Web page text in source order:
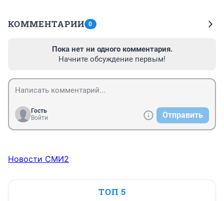
КОММЕНТАРИИ 0
Пока нет ни одного комментария.
Начните обсуждение первым!
Гость
Войти
Отправить
Новости СМИ2
ТОП 5